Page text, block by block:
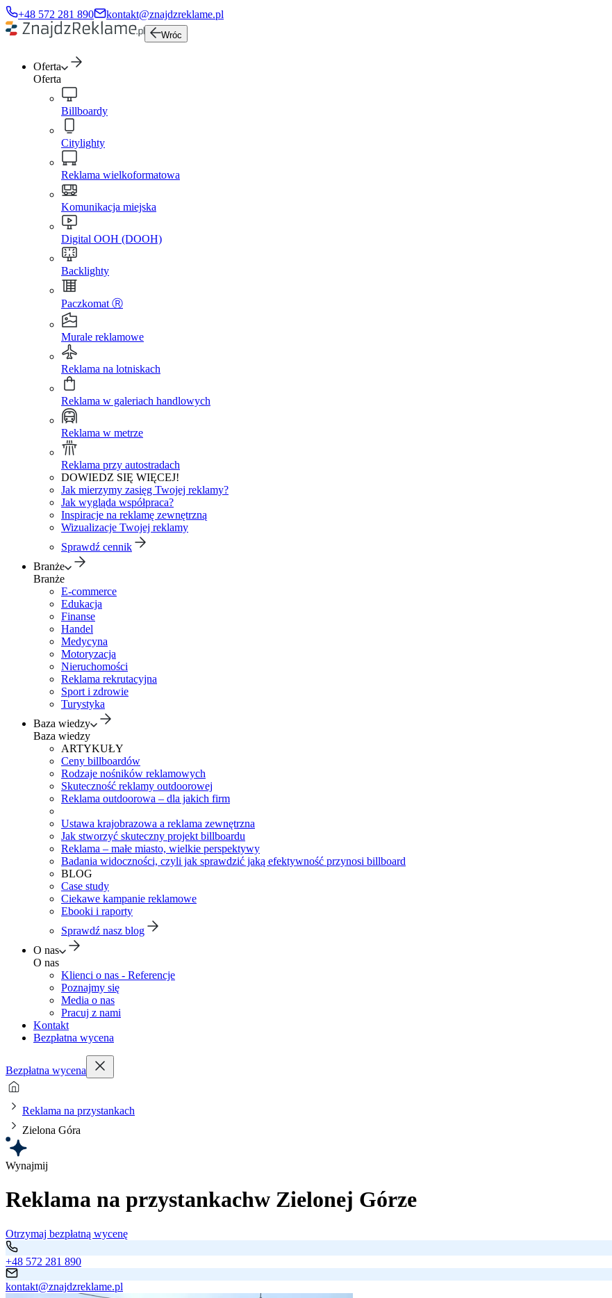
+48 572 281 890 kontakt@znajdzreklame.pl
Wróc
Oferta
Oferta
Billboardy
Citylighty
Reklama wielkoformatowa
Komunikacja miejska
Digital OOH (DOOH)
Backlighty
Paczkomat Ⓡ
Murale reklamowe
Reklama na lotniskach
Reklama w galeriach handlowych
Reklama w metrze
Reklama przy autostradach
DOWIEDZ SIĘ WIĘCEJ!
Jak mierzymy zasięg Twojej reklamy?
Jak wygląda współpraca?
Inspiracje na reklamę zewnętrzną
Wizualizacje Twojej reklamy
Sprawdź cennik
Branże
Branże
E-commerce
Edukacja
Finanse
Handel
Medycyna
Motoryzacja
Nieruchomości
Reklama rekrutacyjna
Sport i zdrowie
Turystyka
Baza wiedzy
Baza wiedzy
ARTYKUŁY
Ceny billboardów
Rodzaje nośników reklamowych
Skuteczność reklamy outdoorowej
Reklama outdoorowa – dla jakich firm
Ustawa krajobrazowa a reklama zewnętrzna
Jak stworzyć skuteczny projekt billboardu
Reklama – małe miasto, wielkie perspektywy
Badania widoczności, czyli jak sprawdzić jaką efektywność przynosi billboard
BLOG
Case study
Ciekawe kampanie reklamowe
Ebooki i raporty
Sprawdź nasz blog
O nas
O nas
Klienci o nas - Referencje
Poznajmy się
Media o nas
Pracuj z nami
Kontakt
Bezpłatna wycena
Bezpłatna wycena
Reklama na przystankach
Zielona Góra
Wynajmij
Reklama na przystankachw Zielonej Górze
Otrzymaj bezpłatną wycenę
+48 572 281 890
kontakt@znajdzreklame.pl